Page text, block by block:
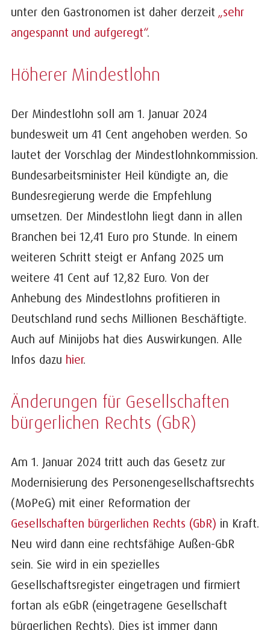
unter den Gastronomen ist daher derzeit „sehr
angespannt und aufgeregt“.
Höherer Mindestlohn
Der Mindestlohn soll am 1. Januar 2024
bundesweit um 41 Cent angehoben werden. So
lautet der Vorschlag der Mindestlohnkommission.
Bundesarbeitsminister Heil kündigte an, die
Bundesregierung werde die Empfehlung
umsetzen. Der Mindestlohn liegt dann in allen
Branchen bei 12,41 Euro pro Stunde. In einem
weiteren Schritt steigt er Anfang 2025 um
weitere 41 Cent auf 12,82 Euro. Von der
Anhebung des Mindestlohns profitieren in
Deutschland rund sechs Millionen Beschäftigte.
Auch auf Minijobs hat dies Auswirkungen. Alle
Infos dazu hier.
Änderungen für Gesellschaften
bürgerlichen Rechts (GbR)
Am 1. Januar 2024 tritt auch das Gesetz zur
Modernisierung des Personengesellschaftsrechts
(MoPeG) mit einer Reformation der
Gesellschaften bürgerlichen Rechts (GbR) in Kraft.
Neu wird dann eine rechtsfähige Außen-GbR
sein. Sie wird in ein spezielles
Gesellschaftsregister eingetragen und firmiert
fortan als eGbR (eingetragene Gesellschaft
bürgerlichen Rechts). Dies ist immer dann